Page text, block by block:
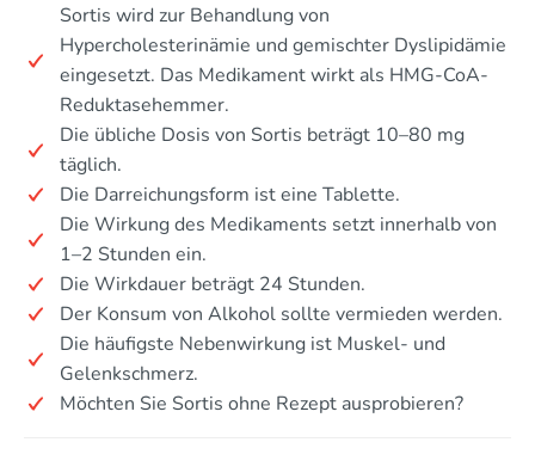
Sortis wird zur Behandlung von
Hypercholesterinämie und gemischter Dyslipidämie
eingesetzt. Das Medikament wirkt als HMG-CoA-
Reduktasehemmer.
Die übliche Dosis von Sortis beträgt 10–80 mg
täglich.
Die Darreichungsform ist eine Tablette.
Die Wirkung des Medikaments setzt innerhalb von
1–2 Stunden ein.
Die Wirkdauer beträgt 24 Stunden.
Der Konsum von Alkohol sollte vermieden werden.
Die häufigste Nebenwirkung ist Muskel- und
Gelenkschmerz.
Möchten Sie Sortis ohne Rezept ausprobieren?